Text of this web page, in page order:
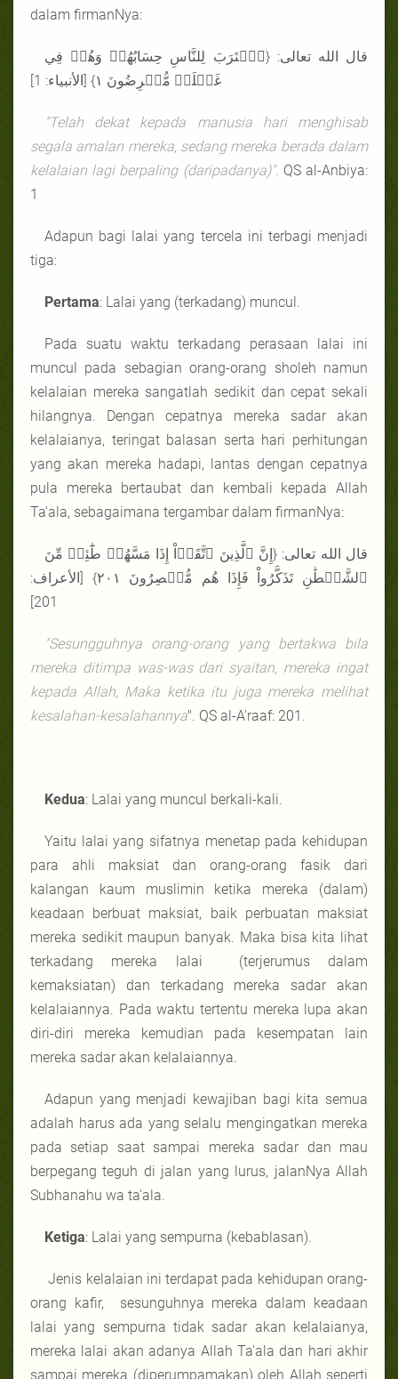
dalam firmanNya:
قال الله تعالى: {ٱقۡتَرَبَ لِلنَّاسِ حِسَابُهُمۡ وَهُمۡ فِي
غَفۡلَةٖ مُّعۡرِضُونَ ١} [الأنبياء: 1]
"Telah dekat kepada manusia hari menghisab
segala amalan mereka, sedang mereka berada dalam
kelalaian lagi berpaling (daripadanya)". QS al-Anbiya:
1
Adapun bagi lalai yang tercela ini terbagi menjadi
tiga:
Pertama: Lalai yang (terkadang) muncul.
Pada suatu waktu terkadang perasaan lalai ini
muncul pada sebagian orang-orang sholeh namun
kelalaian mereka sangatlah sedikit dan cepat sekali
hilangnya. Dengan cepatnya mereka sadar akan
kelalaianya, teringat balasan serta hari perhitungan
yang akan mereka hadapi, lantas dengan cepatnya
pula mereka bertaubat dan kembali kepada Allah
Ta'ala, sebagaimana tergambar dalam firmanNya:
قال الله تعالى: {إِنَّ ٱلَّذِينَ ٱتَّقَوۡاْ إِذَا مَسَّهُمۡ طَٰٓئِفٞ مِّنَ
ٱلشَّيۡطَٰنِ تَذَكَّرُواْ فَإِذَا هُم مُّبۡصِرُونَ ٢٠١} [الأعراف:
201]
"Sesungguhnya orang-orang yang bertakwa bila
mereka ditimpa was-was dari syaitan, mereka ingat
kepada Allah, Maka ketika itu juga mereka melihat
kesalahan-kesalahannya". QS al-A'raaf: 201.
Kedua: Lalai yang muncul berkali-kali.
Yaitu lalai yang sifatnya menetap pada kehidupan
para ahli maksiat dan orang-orang fasik dari
kalangan kaum muslimin ketika mereka (dalam)
keadaan berbuat maksiat, baik perbuatan maksiat
mereka sedikit maupun banyak. Maka bisa kita lihat
terkadang mereka lalai (terjerumus dalam
kemaksiatan) dan terkadang mereka sadar akan
kelalaiannya. Pada waktu tertentu mereka lupa akan
diri-diri mereka kemudian pada kesempatan lain
mereka sadar akan kelalaiannya.
Adapun yang menjadi kewajiban bagi kita semua
adalah harus ada yang selalu mengingatkan mereka
pada setiap saat sampai mereka sadar dan mau
berpegang teguh di jalan yang lurus, jalanNya Allah
Subhanahu wa ta'ala.
Ketiga: Lalai yang sempurna (kebablasan).
Jenis kelalaian ini terdapat pada kehidupan orang-
orang kafir, sesunguhnya mereka dalam keadaan
lalai yang sempurna tidak sadar akan kelalaianya,
mereka lalai akan adanya Allah Ta'ala dan hari akhir
sampai mereka (diperumpamakan) oleh Allah seperti